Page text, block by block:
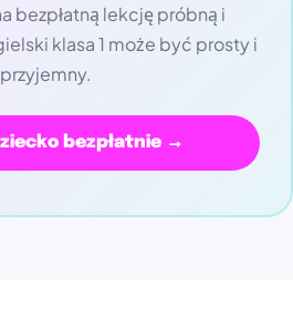
bezpłatną lekcję próbną i
klasa 1 może być prosty i
przyjemny.
bezpłatnie →